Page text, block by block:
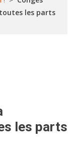
toutes les parts
les parts